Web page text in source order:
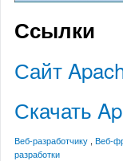
Ссылки
Сайт
Скачать
Веб-разработчику , Веб-
разработки